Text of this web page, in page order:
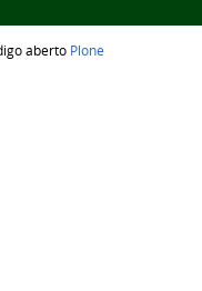
aberto Plone